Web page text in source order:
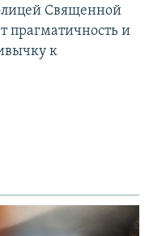
Священной
прагматичность и
к